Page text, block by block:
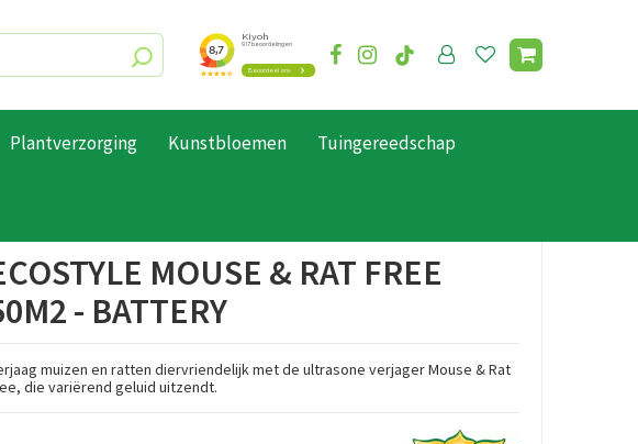
Plantverzorging Kunstbloemen Tuingereedschap
MOUSE & RAT FREE
- BATTERY
muizen en ratten diervriendelijk met de ultrasone verjager Mouse & Rat
die variërend geluid uitzendt.